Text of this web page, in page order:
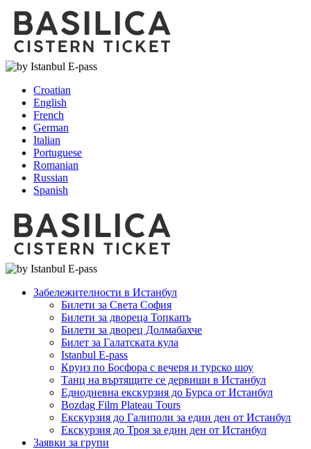
Croatian
English
French
German
Italian
Portuguese
Romanian
Russian
Spanish
Забележителности в Истанбул
Билети за Света София
Билети за двореца Топкапъ
Билети за дворец Долмабахче
Билет за Галатската кула
Istanbul E-pass
Круиз по Босфора с вечеря и турско шоу
Танц на въртящите се дервиши в Истанбул
Еднодневна екскурзия до Бурса от Истанбул
Bozdag Film Plateau Tours
Екскурзия до Галиполи за един ден от Истанбул
Екскурзия до Троя за един ден от Истанбул
Заявки за групи